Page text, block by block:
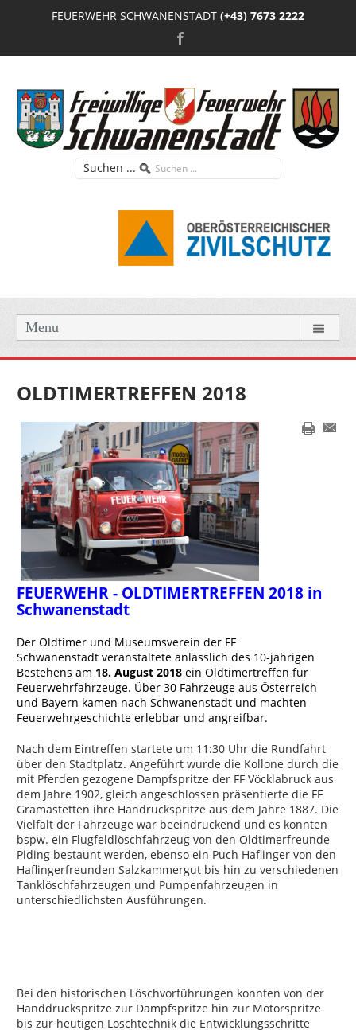
FEUERWEHR SCHWANENSTADT (+43) 7673 2222
Suchen ...
Menu
OLDTIMERTREFFEN 2018
FEUERWEHR - OLDTIMERTREFFEN 2018 in
Schwanenstadt
Der Oldtimer und Museumsverein der FF
Schwanenstadt veranstaltete anlässlich des 10-jährigen
Bestehens am 18. August 2018 ein Oldtimertreffen für
Feuerwehrfahrzeuge. Über 30 Fahrzeuge aus Österreich
und Bayern kamen nach Schwanenstadt und machten
Feuerwehrgeschichte erlebbar und angreifbar.
Nach dem Eintreffen startete um 11:30 Uhr die Rundfahrt
über den Stadtplatz. Angeführt wurde die Kollone durch die
mit Pferden gezogene Dampfspritze der FF Vöcklabruck aus
dem Jahre 1902, gleich angeschlossen präsentierte die FF
Gramastetten ihre Handruckspritze aus dem Jahre 1887. Die
Vielfalt der Fahrzeuge war beeindruckend und es konnten
bspw. ein Flugfeldlöschfahrzeug von den Oldtimerfreunde
Piding bestaunt werden, ebenso ein Puch Haflinger von den
Haflingerfreunden Salzkammergut bis hin zu verschiedenen
Tanklöschfahrzeugen und Pumpenfahrzeugen in
unterschiedlichsten Ausführungen.
Bei den historischen Löschvorführungen konnten von der
Handdruckspritze zur Dampfspritze hin zur Motorspritze
bis zur heutigen Löschtechnik die Entwicklungsschritte